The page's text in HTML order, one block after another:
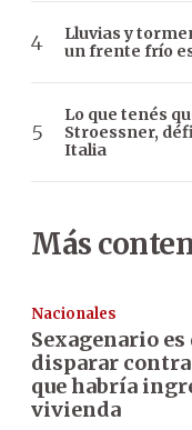
Lluvias y
un frente frío
Lo que tenés
Stroessner,
Italia
Más
Nacionales
Sexagenario
disparar
que habría
vivienda